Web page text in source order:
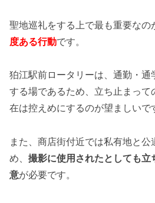
聖地巡礼をする上で最も重要なの
度ある行動です。
狛江駅前ロータリーは、通勤・通
する場であるため、立ち止まっ
在は控えめにするのが望ましいで
また、商店街付近では私有地と
め、 撮影に使用されたとしても
意が必要です。